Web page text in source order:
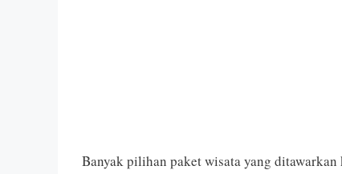
Banyak pilihan paket wisata yang